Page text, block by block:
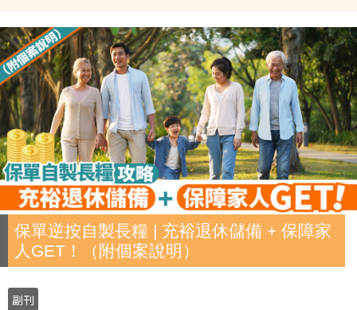
保單逆按自製長糧 | 充裕退休儲備 + 保障家
人GET！（附個案說明）
副刊